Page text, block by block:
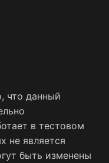
что данный
в тестовом
не является
быть изменены